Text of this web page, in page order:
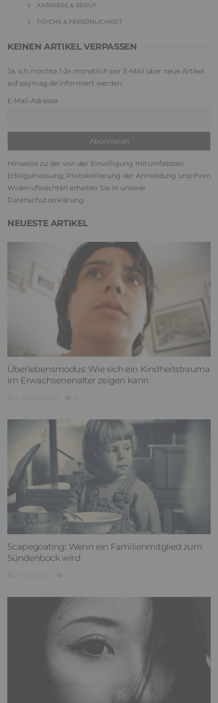
KARRIERE & BERUF
PSYCHE & PERSÖNLICHKEIT
KEINEN ARTIKEL VERPASSEN
Ja, ich möchte 1-2x monatlich per E-Mail über neue Artikel
auf psymag.de informiert werden.
E-Mail-Adresse
Hinweise zu der von der Einwilligung mitumfassten
Erfolgsmessung, Protokollierung der Anmeldung und Ihren
Widerrufsrechten erhalten Sie in unserer
Datenschutzerklärung.
NEUESTE ARTIKEL
Überlebensmodus: Wie sich ein Kindheitstrauma
im Erwachsenenalter zeigen kann
Scapegoating: Wenn ein Familienmitglied zum
Sündenbock wird